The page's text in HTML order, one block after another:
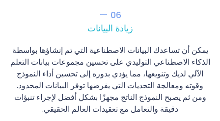
06 —
زيادة البيانات
يمكن أن تساعدك البيانات الاصطناعية التي تم إنشاؤها بواسطة
الذكاء الاصطناعي التوليدي على تحسين مجموعات بيانات التعلم
الآلي لديك وتنويعها، مما يؤدي بدوره إلى تحسين أداء النموذج
وقوته ومعالجة التحديات التي يفرضها توفر البيانات المحدود.
ومن ثم يصبح النموذج الناتج مجهزًا بشكل أفضل لإجراء تنبؤات
دقيقة والتعامل مع تعقيدات العالم الحقيقي.